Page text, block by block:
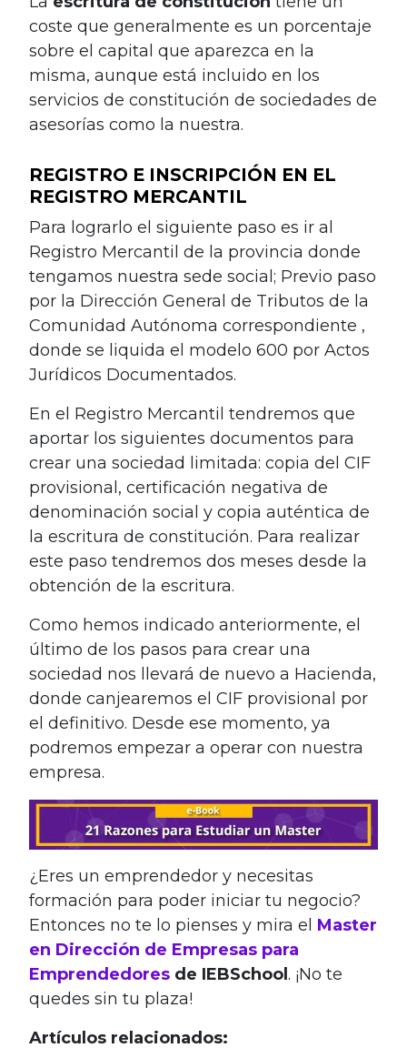
coste que generalmente es un porcentaje
sobre el capital que aparezca en la
misma, aunque está incluido en los
servicios de constitución de sociedades de
asesorías como la nuestra.
REGISTRO E INSCRIPCIÓN EN EL
REGISTRO MERCANTIL
Para lograrlo el siguiente paso es ir al
Registro Mercantil de la provincia donde
tengamos nuestra sede social; Previo paso
por la Dirección General de Tributos de la
Comunidad Autónoma correspondiente ,
donde se liquida el modelo 600 por Actos
Jurídicos Documentados.
En el Registro Mercantil tendremos que
aportar los siguientes documentos para
crear una sociedad limitada: copia del CIF
provisional, certificación negativa de
denominación social y copia auténtica de
la escritura de constitución. Para realizar
este paso tendremos dos meses desde la
obtención de la escritura.
Como hemos indicado anteriormente, el
último de los pasos para crear una
sociedad nos llevará de nuevo a Hacienda,
donde canjearemos el CIF provisional por
el definitivo. Desde ese momento, ya
podremos empezar a operar con nuestra
empresa.
¿Eres un emprendedor y necesitas
formación para poder iniciar tu negocio?
Entonces no te lo pienses y mira el Master
en Dirección de Empresas para
Emprendedores de IEBSchool. ¡No te
quedes sin tu plaza!
Artículos relacionados: